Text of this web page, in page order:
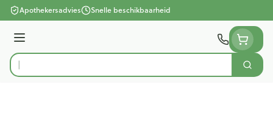
Ga naar de inhoud
Apothekersadvies Snelle beschikbaarheid
Menu
Product, merk, categorie... Zoek